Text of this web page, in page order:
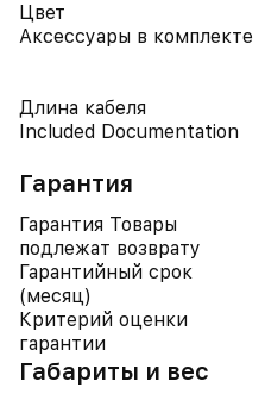
Цвет
Аксессуары в комплекте
Длина кабеля
Included Documentation
Гарантия
Гарантия Товары
подлежат возврату
Гарантийный срок
(месяц)
Критерий оценки
гарантии
Габариты и вес